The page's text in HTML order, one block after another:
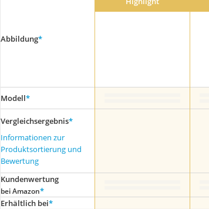
Abbildung*
Modell*
Vergleichsergebnis*
Informationen zur
Produktsortierung und
Bewertung
Kundenwertung
bei Amazon*
Erhältlich bei*